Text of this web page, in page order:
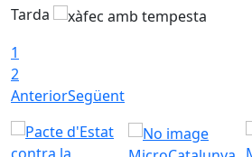
Tarda
1
2
AnteriorSegüent